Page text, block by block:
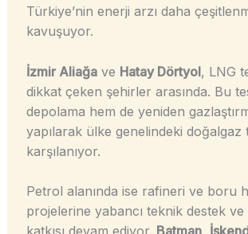
Türkiye’nin enerji arzı daha
kavuşuyor.
İzmir Aliağave Hatay Dörtyol, LNG
dikkat çeken şehirler arasında. Bu
depolama hem de yeniden
yapılarak ülke genelindeki doğalgaz
karşılanıyor.
Petrol alanında ise rafineri ve boru
projelerine yabancı teknik destek ve